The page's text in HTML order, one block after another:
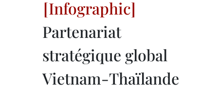
Partenariat
stratégique global
Vietnam-Thaïlande